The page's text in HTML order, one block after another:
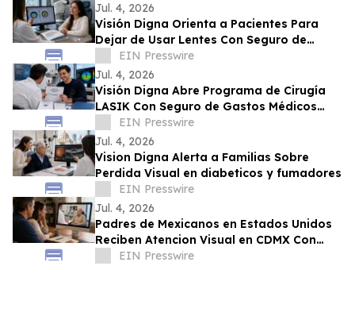
Jul. 4, 2026
Visión Digna Orienta a Pacientes Para
Dejar de Usar Lentes Con Seguro de
Gastos Médicos Mayores
EIN Presswire
Jul. 4, 2026
Visión Digna Abre Programa de Cirugía
LASIK Con Seguro de Gastos Médicos
Mayores con GNP, Metlife y Seguros
Monterrey
EIN Presswire
Jul. 4, 2026
Vision Digna Alerta a Familias Sobre
Perdida Visual en diabeticos y fumadores
EIN Presswire
Jul. 4, 2026
Padres de Mexicanos en Estados Unidos
Reciben Atencion Visual en CDMX Con
Programa de Vision Digna
EIN Presswire